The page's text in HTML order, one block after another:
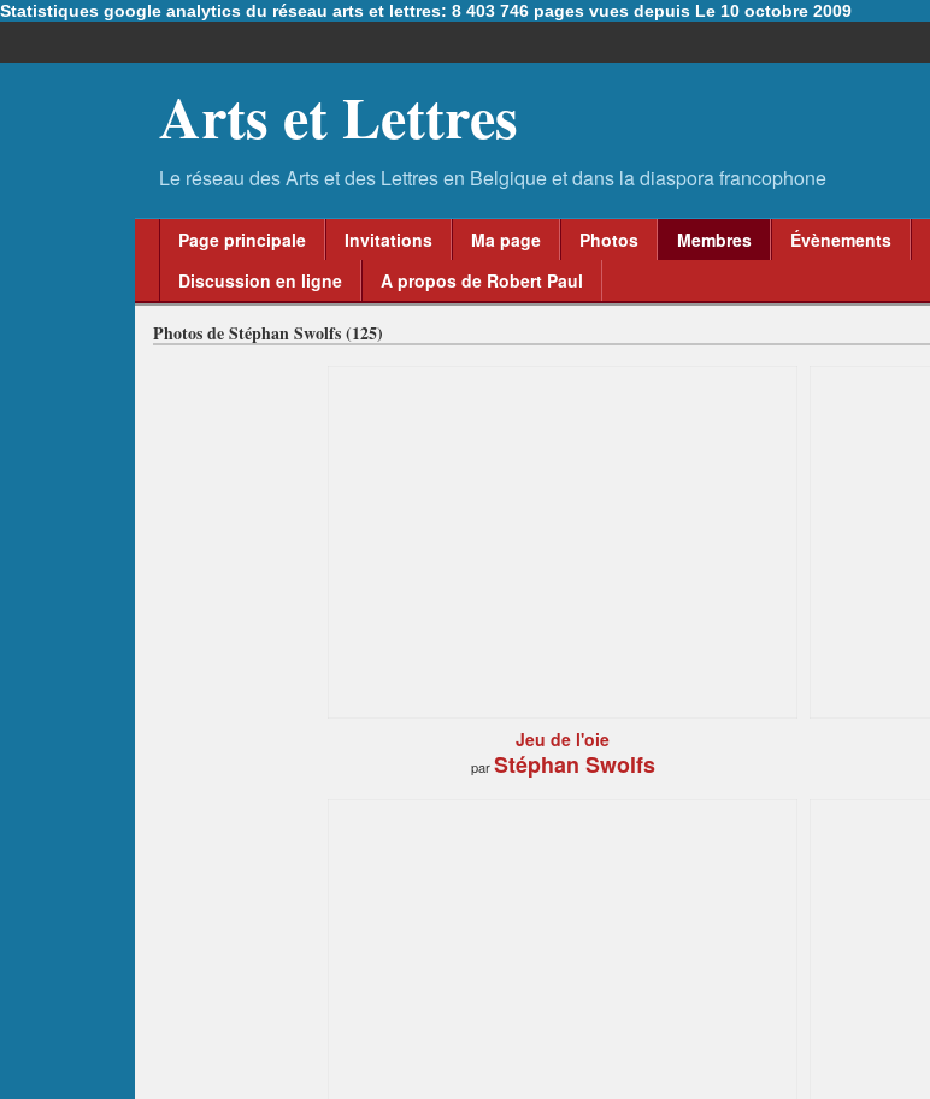
Statistiques google analytics du réseau arts et lettres: 8 403 746 pages vues depuis Le 10 octobre 2009
Arts et Lettres
Page principale Invitations Ma page Photos Membres Évènements
Discussion en ligne
A propos de Robert Paul
Photos de Stéphan Swolfs (125)
Jeu de l'oie
parStéphan Swolfs